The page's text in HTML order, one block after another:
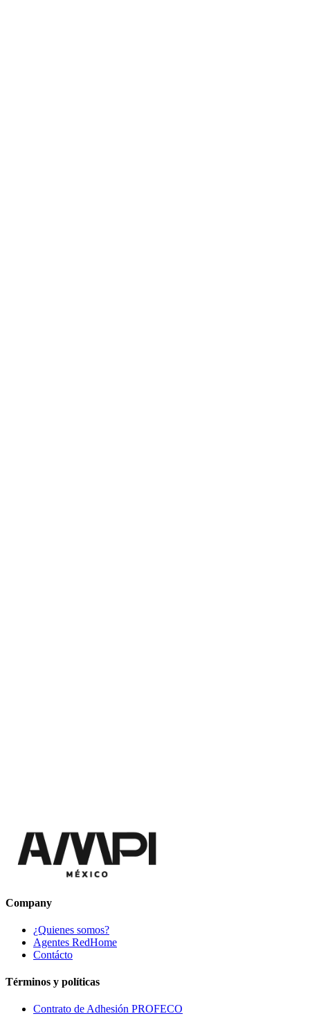
Company
¿Quienes somos?
Agentes RedHome
Contácto
Términos y políticas
Contrato de Adhesión PROFECO